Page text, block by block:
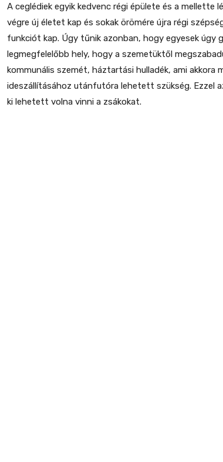
A ceglédiek egyik kedvenc régi épülete és a mellette
végre új életet kap és sokak örömére újra régi
funkciót kap. Úgy tűnik azonban, hogy egyesek úgy
legmegfelelőbb hely, hogy a szemetüktől
kommunális szemét, háztartási hulladék, ami akkora
ideszállításához utánfutóra lehetett szükség. Ezzel
ki lehetett volna vinni a zsákokat.